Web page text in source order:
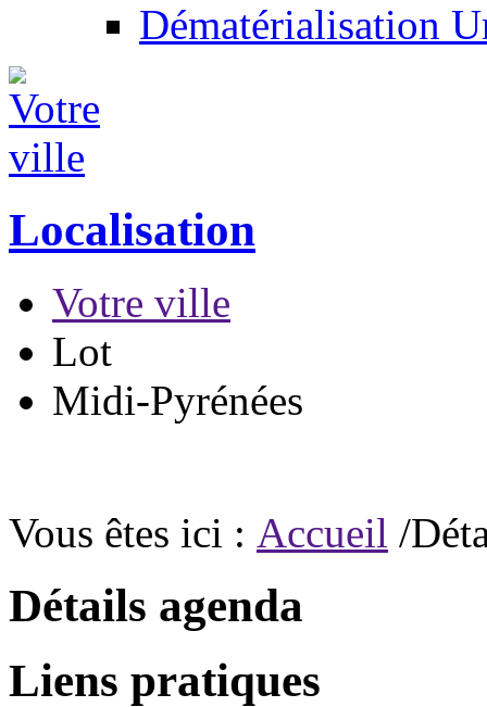
Dématérialisation
Localisation
Votre ville
Lot
Midi-Pyrénées
Vous êtes ici : Accueil /
Détails agenda
Liens pratiques